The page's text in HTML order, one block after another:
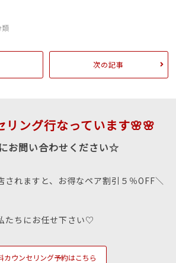
類
次の記事
リング行なっています🌸🌸
お問い合わせください☆
されますと、お得なペア割引５％OFF＼
たちにお任せ下さい♡
カウンセリング予約はこちら